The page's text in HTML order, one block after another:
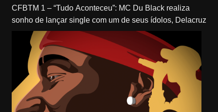
CFBTM 1 – “Tudo Aconteceu”: MC Du Black realiza
sonho de lançar single com um de seus ídolos, Delacruz